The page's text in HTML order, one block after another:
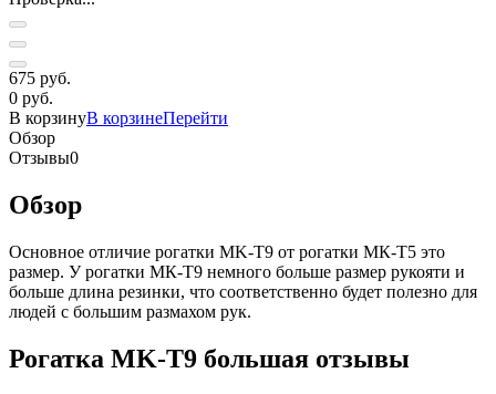
675 руб.
0 руб.
В корзинуВ корзинеПерейти
Обзор
Отзывы0
Обзор
Основное отличие рогатки MK-T9 от рогатки МК-Т5 это
размер. У рогатки МК-Т9 немного больше размер рукояти и
больше длина резинки, что соответственно будет полезно для
людей с большим размахом рук.
Рогатка MK-T9 большая отзывы